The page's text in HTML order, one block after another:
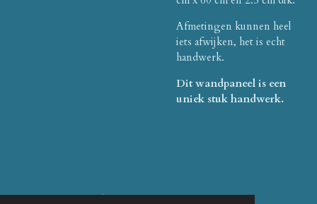
Afmetingen kunnen heel
iets afwijken, het is echt
handwerk.
Dit wandpaneel is een
uniek stuk handwerk.
© 2021 - 2026 Asianshop